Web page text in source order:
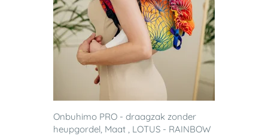
Onbuhimo PRO - draagzak zonder
heupgordel, Maat , LOTUS - RAINBOW